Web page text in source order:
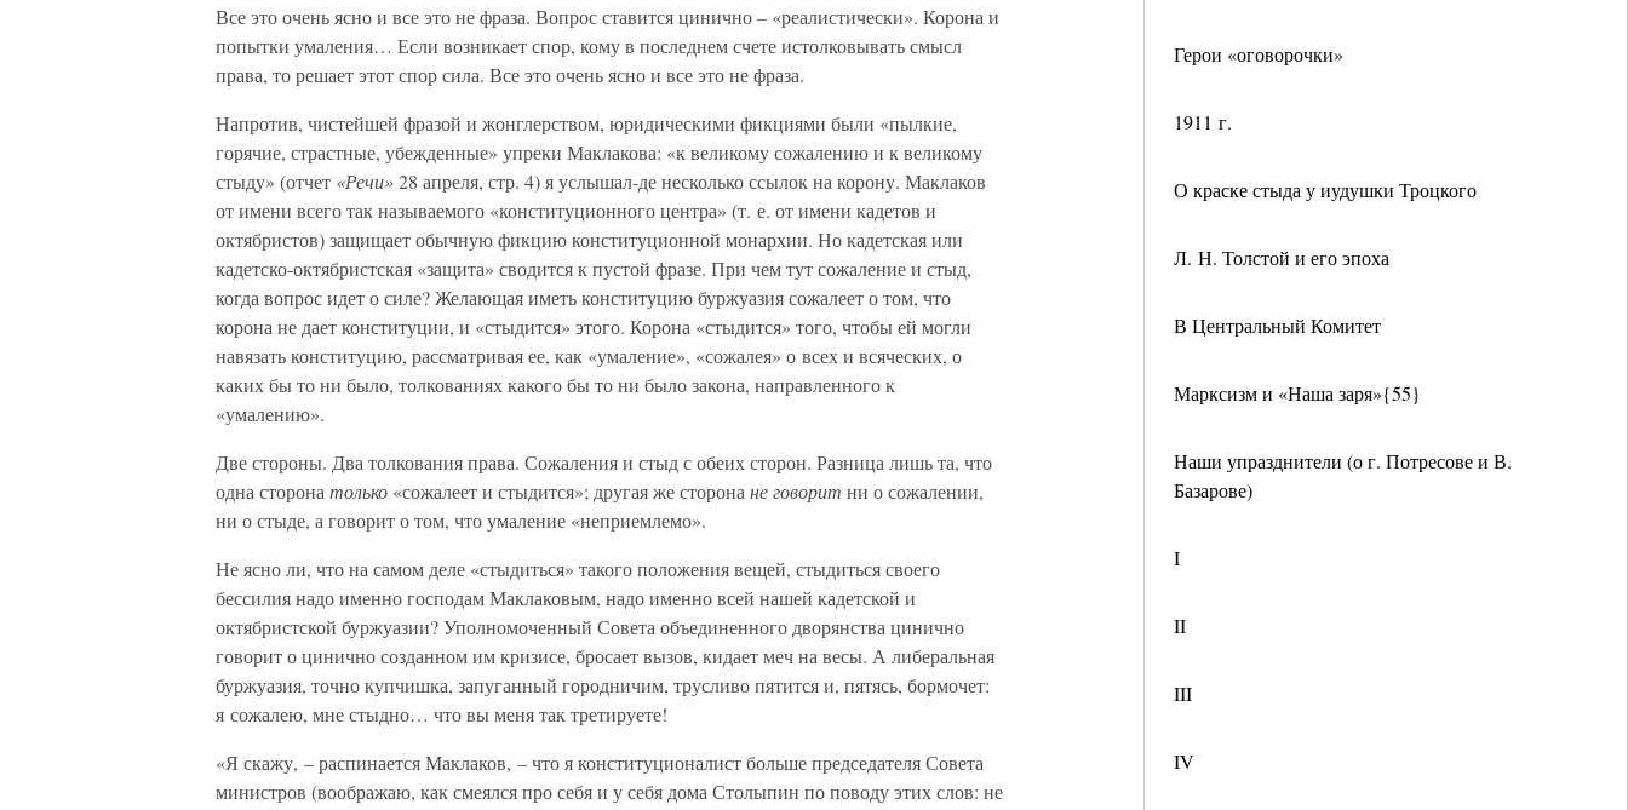
Герои «оговорочки»
1911 г.
О краске стыда у иудушки Троцкого
Л. Н. Толстой и его эпоха
В Центральный Комитет
Марксизм и «Наша заря»{55}
Наши упразднители (о г. Потресове и В.
Базарове)
I
II
III
IV
Все это очень ясно и все это не фраза. Вопрос ставится цинично – «реалистически». Корона и
попытки умаления… Если возникает спор, кому в последнем счете истолковывать смысл
права, то решает этот спор сила. Все это очень ясно и все это не фраза.
Напротив, чистейшей фразой и жонглерством, юридическими фикциями были «пылкие,
горячие, страстные, убежденные» упреки Маклакова: «к великому сожалению и к великому
стыду» (отчет «Речи»28 апреля, стр. 4) я услышал-де несколько ссылок на корону. Маклаков
от имени всего так называемого «конституционного центра» (т. е. от имени кадетов и
октябристов) защищает обычную фикцию конституционной монархии. Но кадетская или
кадетско-октябристская «защита» сводится к пустой фразе. При чем тут сожаление и стыд,
когда вопрос идет о силе? Желающая иметь конституцию буржуазия сожалеет о том, что
корона не дает конституции, и «стыдится» этого. Корона «стыдится» того, чтобы ей могли
навязать конституцию, рассматривая ее, как «умаление», «сожалея» о всех и всяческих, о
каких бы то ни было, толкованиях какого бы то ни было закона, направленного к
«умалению».
Две стороны. Два толкования права. Сожаления и стыд с обеих сторон. Разница лишь та, что
одна сторона только «сожалеет и стыдится»; другая же сторона не говорит ни о сожалении,
ни о стыде, а говорит о том, что умаление «неприемлемо».
Не ясно ли, что на самом деле «стыдиться» такого положения вещей, стыдиться своего
бессилия надо именно господам Маклаковым, надо именно всей нашей кадетской и
октябристской буржуазии? Уполномоченный Совета объединенного дворянства цинично
говорит о цинично созданном им кризисе, бросает вызов, кидает меч на весы. А либеральная
буржуазия, точно купчишка, запуганный городничим, трусливо пятится и, пятясь, бормочет:
я сожалею, мне стыдно… что вы меня так третируете!
«Я скажу, – распинается Маклаков, – что я конституционалист больше председателя Совета
министров (воображаю, как смеялся про себя и у себя дома Столыпин по поводу этих слов: не